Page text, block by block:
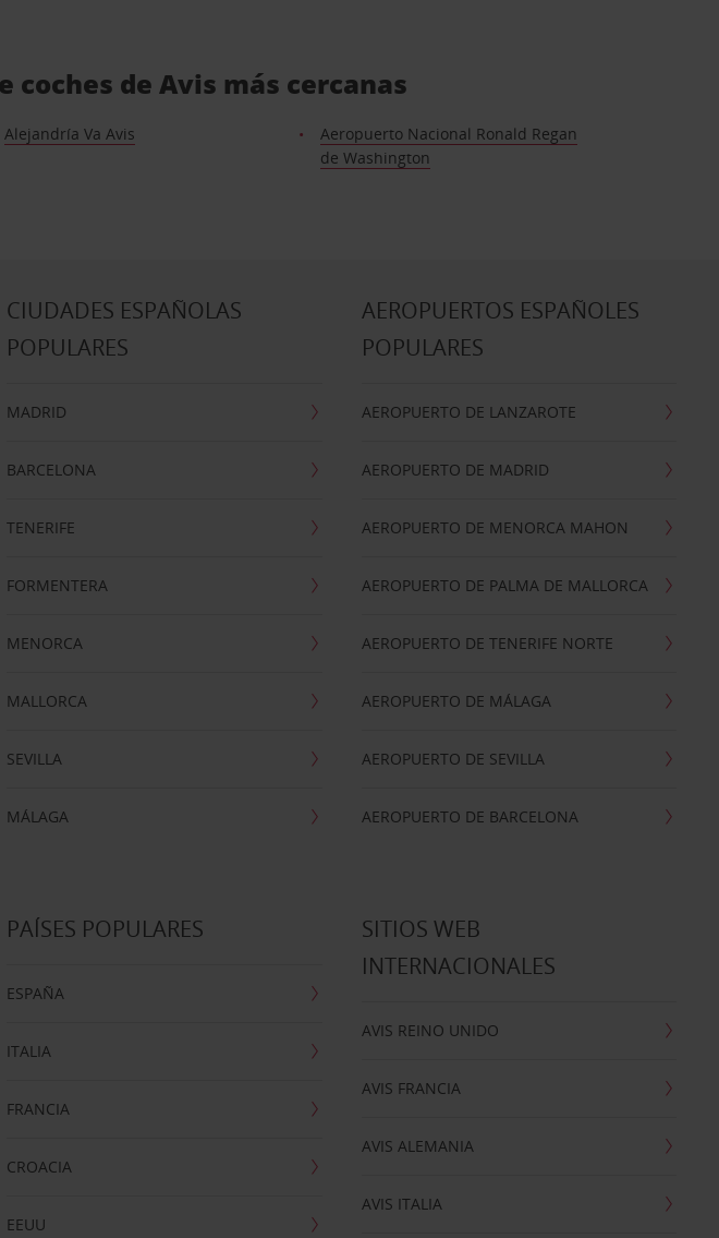
de Avis más cercanas
Alejandría Va Avis
Aeropuerto Nacional Ronald Regan
de Washington
CIUDADES ESPAÑOLAS
POPULARES
MADRID
BARCELONA
TENERIFE
FORMENTERA
MENORCA
MALLORCA
SEVILLA
MÁLAGA
AEROPUERTOS ESPAÑOLES
POPULARES
AEROPUERTO DE LANZAROTE
AEROPUERTO DE MADRID
AEROPUERTO DE MENORCA MAHON
AEROPUERTO DE PALMA DE MALLORCA
AEROPUERTO DE TENERIFE NORTE
AEROPUERTO DE MÁLAGA
AEROPUERTO DE SEVILLA
AEROPUERTO DE BARCELONA
PAÍSES POPULARES
ESPAÑA
ITALIA
FRANCIA
CROACIA
EEUU
SITIOS WEB
INTERNACIONALES
AVIS REINO UNIDO
AVIS FRANCIA
AVIS ALEMANIA
AVIS ITALIA